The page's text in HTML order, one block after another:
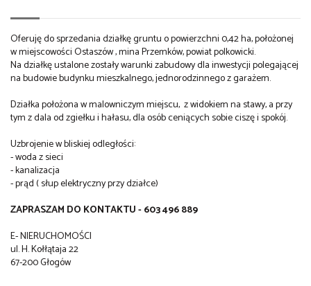
Oferuję do sprzedania działkę gruntu o powierzchni 0,42 ha, położonej
w miejscowości Ostaszów , mina Przemków, powiat polkowicki.
Na działkę ustalone zostały warunki zabudowy dla inwestycji polegającej
na budowie budynku mieszkalnego, jednorodzinnego z garażem.
Działka położona w malowniczym miejscu, z widokiem na stawy, a przy
tym z dala od zgiełku i hałasu, dla osób ceniących sobie ciszę i spokój.
Uzbrojenie w bliskiej odległości:
- woda z sieci
- kanalizacja
- prąd ( słup elektryczny przy działce)
ZAPRASZAM DO KONTAKTU - 603 496 889
E- NIERUCHOMOŚCI
ul. H. Kołłątaja 22
67-200 Głogów